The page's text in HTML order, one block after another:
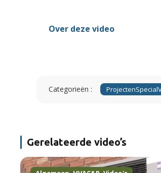
Over deze video
Categorieën : ProjectenSpecial
Gerelateerde video’s